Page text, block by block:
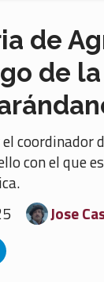
de
de
coordinador
con el
Jose